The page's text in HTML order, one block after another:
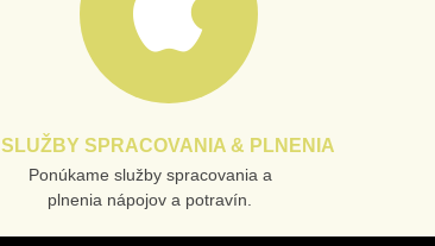
SLUŽBY SPRACOVANIA & PLNENIA
Ponúkame služby spracovania a
plnenia nápojov a potravín.